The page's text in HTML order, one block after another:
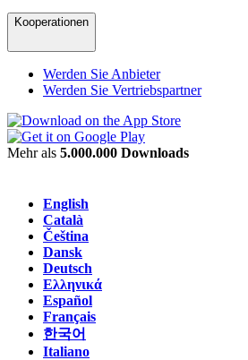
Kooperationen
Werden Sie Anbieter
Werden Sie Vertriebspartner
Mehr als 5.000.000 Downloads
English
Català
Čeština
Dansk
Deutsch
Ελληνικά
Español
Français
한국어
Italiano